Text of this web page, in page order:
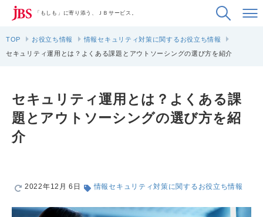
「もしも」に寄り添う、ＪＢサービス。
TOP お役立ち情報
情報セキュリティ対策に関するお役立ち情報
セキュリティ運用とは？よくある課題とアウトソーシングの選び方を紹介
セキュリティ運用とは？よくある課
題とアウトソーシングの選び方を紹
介
2022年12月 6日 情報セキュリティ対策に関するお役立ち情報